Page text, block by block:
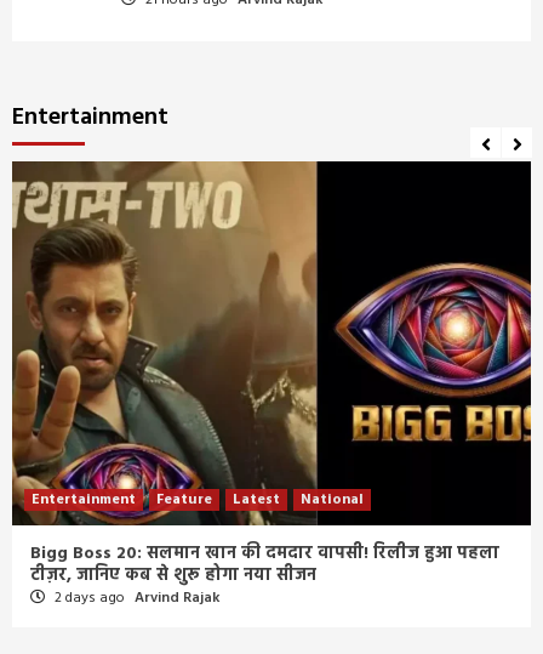
Entertainment
Entertainment Feature Latest National
Bigg Boss 20: सलमान खान की दमदार वापसी! रिलीज हुआ पहला
टीज़र, जानिए कब से शुरू होगा नया सीजन
2 days ago Arvind Rajak